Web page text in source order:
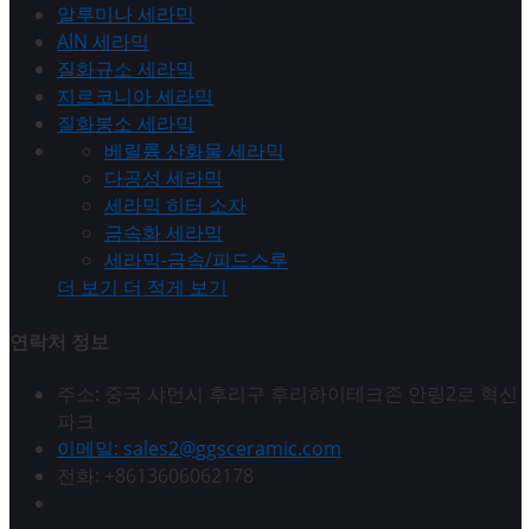
알루미나 세라믹
AlN 세라믹
질화규소 세라믹
지르코니아 세라믹
질화붕소 세라믹
베릴륨 산화물 세라믹
다공성 세라믹
세라믹 히터 소자
금속화 세라믹
세라믹-금속/피드스루
더 보기 더 적게 보기
연락처 정보
주소: 중국 샤먼시 후리구 후리하이테크존 안링2로 혁신
파크
이메일: sales2@ggsceramic.com
전화: +8613606062178